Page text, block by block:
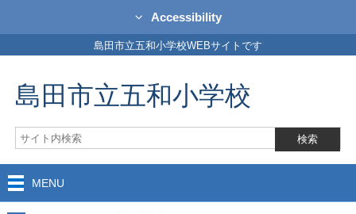
Accessibility
島田市立五和小学校WEBサイトです
島田市立五和小学校
MENU